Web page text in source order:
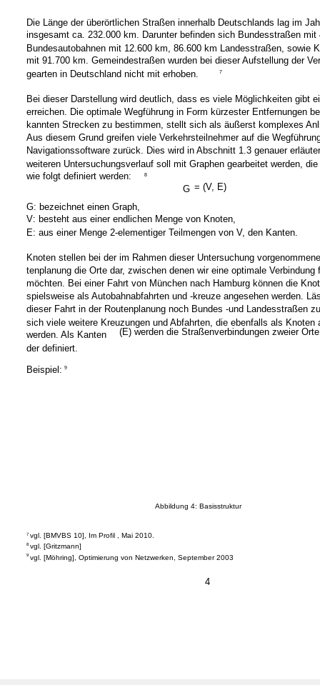
Die Länge der überörtlichen Straßen innerhalb Deutschlands lag im
insgesamt ca. 232.000 km. Darunter befinden sich Bundesstraßen mit
Bundesautobahnen mit 12.600 km, 86.600 km Landesstraßen, sowie
mit 91.700 km. Gemeindestraßen wurden bei dieser Aufstellung der
gearten in Deutschland nicht mit erhoben.
7
Bei dieser Darstellung wird deutlich, dass es viele Möglichkeiten gibt
erreichen. Die optimale Wegführung in Form kürzester Entfernungen
kannten Strecken zu bestimmen, stellt sich als äußerst komplexes
Aus diesem Grund greifen viele Verkehrsteilnehmer auf die
Navigationssoftware zurück. Dies wird in Abschnitt 1.3 genauer
weiteren Untersuchungsverlauf soll mit Graphen gearbeitet werden, die
wie folgt definiert werden:
8
G = (V, E)
G: bezeichnet einen Graph,
V: besteht aus einer endlichen Menge von Knoten,
E: aus einer Menge 2-elementiger Teilmengen von V, den Kanten.
Knoten stellen bei der im Rahmen dieser Untersuchung
tenplanung die Orte dar, zwischen denen wir eine optimale Verbindung
möchten. Bei einer Fahrt von München nach Hamburg können die
spielsweise als Autobahnabfahrten und -kreuze angesehen werden.
dieser Fahrt in der Routenplanung noch Bundes -und Landesstraßen
sich viele weitere Kreuzungen und Abfahrten, die ebenfalls als Knoten
werden. Als Kanten
(E) werden die Straßenverbindungen zweier
der definiert.
Beispiel: 9
Abbildung 4: Basisstruktur
7 vgl. [BMVBS 10], Im Profil , Mai 2010.
8 vgl. [Gritzmann]
9 vgl. [Möhring], Optimierung von Netzwerken, September 2003
4